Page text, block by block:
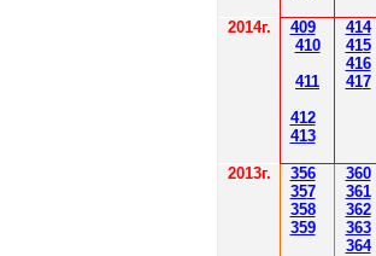
2014г. 409
410
411
412
413
414
415
416
417
2013г.
356
357
358
359
360
361
362
363
364